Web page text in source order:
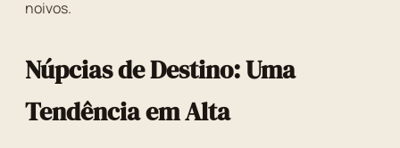
noivos.
Núpcias de Destino: Uma
Tendência em Alta